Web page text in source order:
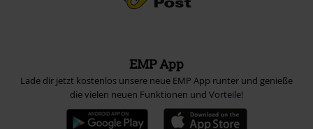
EMP App
Lade dir jetzt kostenlos unsere neue EMP App runter und genieße
die vielen neuen Funktionen und Vorteile!